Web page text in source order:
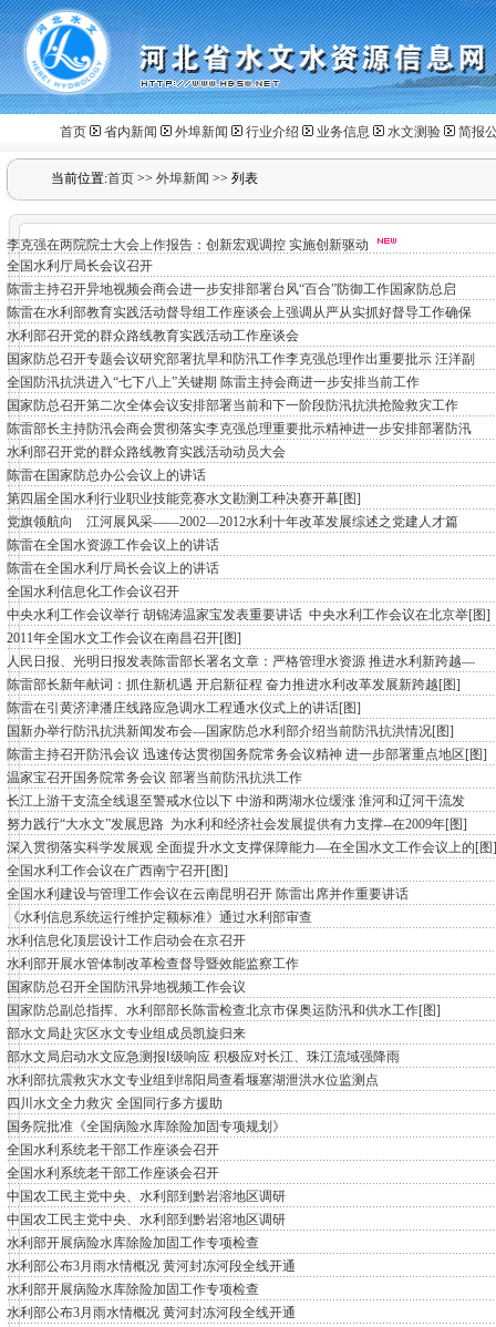
首页 省内新闻 外埠新闻 行业介绍 业务信息 水文测验 简报
当前位置:首页 >> 外埠新闻 >> 列表
李克强在两院院士大会上作报告：创新宏观调控 实施创新驱动
全国水利厅局长会议召开
陈雷主持召开异地视频会商会进一步安排部署台风“百合”防御工作国家防总启
陈雷在水利部教育实践活动督导组工作座谈会上强调从严从实抓好督导工作确保
水利部召开党的群众路线教育实践活动工作座谈会
国家防总召开专题会议研究部署抗旱和防汛工作李克强总理作出重要批示 汪洋副
全国防汛抗洪进入“七下八上”关键期 陈雷主持会商进一步安排当前工作
国家防总召开第二次全体会议安排部署当前和下一阶段防汛抗洪抢险救灾工作
陈雷部长主持防汛会商会贯彻落实李克强总理重要批示精神进一步安排部署防汛
水利部召开党的群众路线教育实践活动动员大会
陈雷在国家防总办公会议上的讲话
第四届全国水利行业职业技能竞赛水文勘测工种决赛开幕[图]
党旗领航向 江河展风采——2002—2012水利十年改革发展综述之党建人才篇
陈雷在全国水资源工作会议上的讲话
陈雷在全国水利厅局长会议上的讲话
全国水利信息化工作会议召开
中央水利工作会议举行 胡锦涛温家宝发表重要讲话 中央水利工作会议在北京举[图]
2011年全国水文工作会议在南昌召开[图]
人民日报、光明日报发表陈雷部长署名文章：严格管理水资源 推进水利新跨越—
陈雷部长新年献词：抓住新机遇 开启新征程 奋力推进水利改革发展新跨越[图]
陈雷在引黄济津潘庄线路应急调水工程通水仪式上的讲话[图]
国新办举行防汛抗洪新闻发布会—国家防总水利部介绍当前防汛抗洪情况[图]
陈雷主持召开防汛会议 迅速传达贯彻国务院常务会议精神 进一步部署重点地区[图]
温家宝召开国务院常务会议 部署当前防汛抗洪工作
长江上游干支流全线退至警戒水位以下 中游和两湖水位缓涨 淮河和辽河干流发
努力践行“大水文”发展思路 为水利和经济社会发展提供有力支撑--在2009年[图]
深入贯彻落实科学发展观 全面提升水文支撑保障能力—在全国水文工作会议上的[图]
全国水利工作会议在广西南宁召开[图]
全国水利建设与管理工作会议在云南昆明召开 陈雷出席并作重要讲话
《水利信息系统运行维护定额标准》通过水利部审查
水利信息化顶层设计工作启动会在京召开
水利部开展水管体制改革检查督导暨效能监察工作
国家防总召开全国防汛异地视频工作会议
国家防总副总指挥、水利部部长陈雷检查北京市保奥运防汛和供水工作[图]
部水文局赴灾区水文专业组成员凯旋归来
部水文局启动水文应急测报Ⅰ级响应 积极应对长江、珠江流域强降雨
水利部抗震救灾水文专业组到绵阳局查看堰塞湖泄洪水位监测点
四川水文全力救灾 全国同行多方援助
国务院批准《全国病险水库除险加固专项规划》
全国水利系统老干部工作座谈会召开
全国水利系统老干部工作座谈会召开
中国农工民主党中央、水利部到黔岩溶地区调研
中国农工民主党中央、水利部到黔岩溶地区调研
水利部开展病险水库除险加固工作专项检查
水利部公布3月雨水情概况 黄河封冻河段全线开通
水利部开展病险水库除险加固工作专项检查
水利部公布3月雨水情概况 黄河封冻河段全线开通